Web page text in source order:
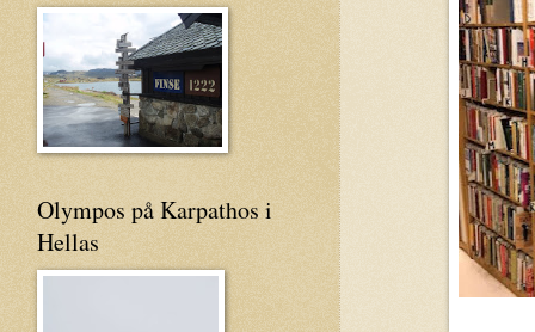
Olympos på Karpathos i
Hellas